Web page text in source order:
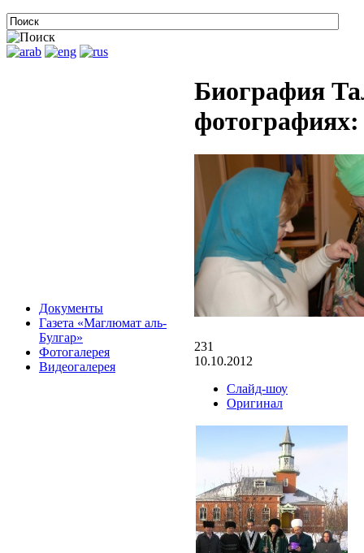
Документы
Газета «Маглюмат аль-
Булгар»
Фотогалерея
Видеогалерея
Биография
фотографиях:
231
10.10.2012
Слайд-шоу
Оригинал